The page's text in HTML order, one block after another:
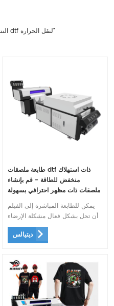
16 النتائج التي تم العثور عليها ل "أفضل طابعة dtf لنقل الحرارة"
طابعة ملصقات dtf ذات استهلاك
منخفض للطاقة - قم بإنشاء
ملصقات ذات مظهر احترافي بسهولة
مباشرة لنقل الطابعة
يمكن للطابعة المباشرة إلى الفيلم
أن تحل بشكل فعال مشكلة الإرضاء
الخاصة بأقمشة الطباعة المباشرة
ديتيالس